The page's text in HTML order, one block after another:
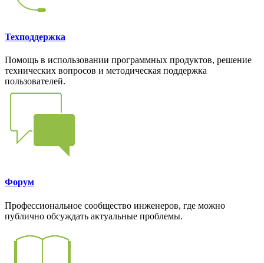
Техподдержка
Помощь в использовании программных продуктов, решение
технических вопросов и методическая поддержка
пользователей.
Форум
Профессиональное сообщество инженеров, где можно
публично обсуждать актуальные проблемы.